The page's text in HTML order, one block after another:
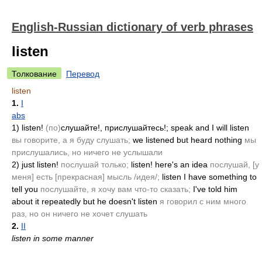
English-Russian dictionary of verb phrases
listen
Толкование
Перевод
listen
1. I
abs
1) listen! (по)слушайте!, прислушайтесь!; speak and I will listen
вы говорите, а я буду слушать; we listened but heard nothing мы
прислушались, но ничего не услышали
2) just listen! послушай только; listen! here's an idea послушай, [у
меня] есть [прекрасная] мысль /идея/; listen I have something to
tell you послушайте, я хочу вам что-то сказать; I've told him
about it repeatedly but he doesn't listen я говорил с ним много
раз, но он ничего не хочет слушать
2. II
listen in some manner